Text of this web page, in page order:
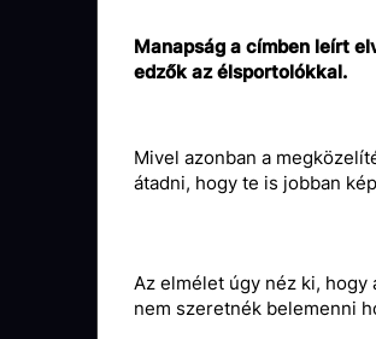
Manapság a címben leírt
edzők az élsportolókkal.
Mivel azonban a
átadni, hogy te is jobban
Az elmélet úgy néz ki,
nem szeretnék belemenni